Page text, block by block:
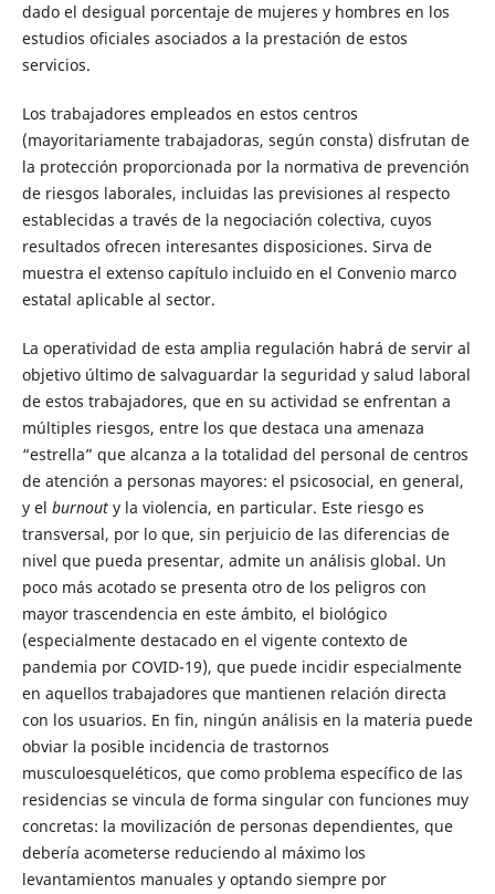
dado el desigual porcentaje de mujeres y hombres en los
estudios oficiales asociados a la prestación de estos
servicios.
Los trabajadores empleados en estos centros
(mayoritariamente trabajadoras, según consta) disfrutan de
la protección proporcionada por la normativa de prevención
de riesgos laborales, incluidas las previsiones al respecto
establecidas a través de la negociación colectiva, cuyos
resultados ofrecen interesantes disposiciones. Sirva de
muestra el extenso capítulo incluido en el Convenio marco
estatal aplicable al sector.
La operatividad de esta amplia regulación habrá de servir al
objetivo último de salvaguardar la seguridad y salud laboral
de estos trabajadores, que en su actividad se enfrentan a
múltiples riesgos, entre los que destaca una amenaza
“estrella” que alcanza a la totalidad del personal de centros
de atención a personas mayores: el psicosocial, en general,
y el burnouty la violencia, en particular. Este riesgo es
transversal, por lo que, sin perjuicio de las diferencias de
nivel que pueda presentar, admite un análisis global. Un
poco más acotado se presenta otro de los peligros con
mayor trascendencia en este ámbito, el biológico
(especialmente destacado en el vigente contexto de
pandemia por COVID-19), que puede incidir especialmente
en aquellos trabajadores que mantienen relación directa
con los usuarios. En fin, ningún análisis en la materia puede
obviar la posible incidencia de trastornos
musculoesqueléticos, que como problema específico de las
residencias se vincula de forma singular con funciones muy
concretas: la movilización de personas dependientes, que
debería acometerse reduciendo al máximo los
levantamientos manuales y optando siempre por